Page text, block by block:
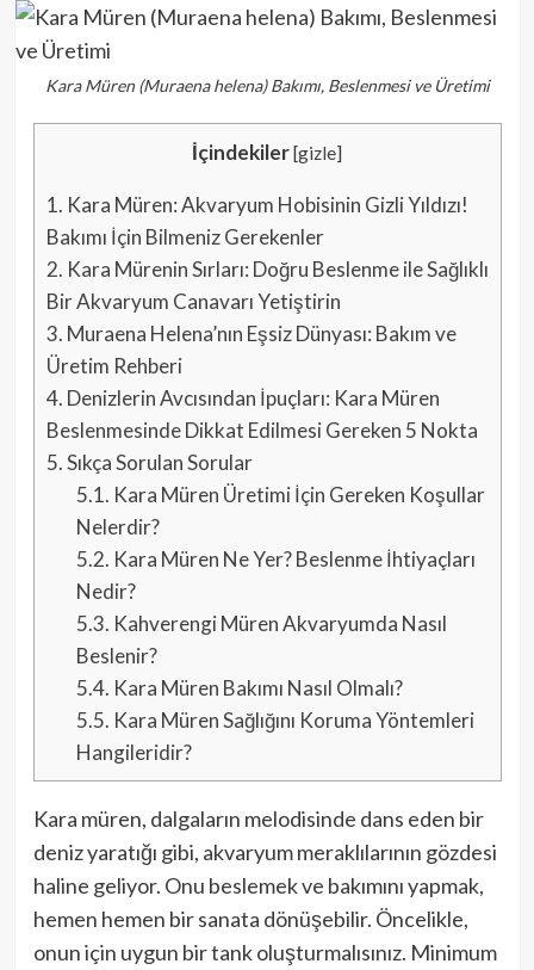
Kara Müren (Muraena helena) Bakımı, Beslenmesi ve Üretimi
İçindekiler [gizle]
1. Kara Müren: Akvaryum Hobisinin Gizli Yıldızı!
Bakımı İçin Bilmeniz Gerekenler
2. Kara Mürenin Sırları: Doğru Beslenme ile Sağlıklı
Bir Akvaryum Canavarı Yetiştirin
3. Muraena Helena’nın Eşsiz Dünyası: Bakım ve
Üretim Rehberi
4. Denizlerin Avcısından İpuçları: Kara Müren
Beslenmesinde Dikkat Edilmesi Gereken 5 Nokta
5.Sıkça Sorulan Sorular
5.1. Kara Müren Üretimi İçin Gereken Koşullar
Nelerdir?
5.2. Kara Müren Ne Yer? Beslenme İhtiyaçları
Nedir?
5.3. Kahverengi Müren Akvaryumda Nasıl
Beslenir?
5.4. Kara Müren Bakımı Nasıl Olmalı?
5.5. Kara Müren Sağlığını Koruma Yöntemleri
Hangileridir?
Kara müren, dalgaların melodisinde dans eden bir
deniz yaratığı gibi, akvaryum meraklılarının gözdesi
haline geliyor. Onu beslemek ve bakımını yapmak,
hemen hemen bir sanata dönüşebilir. Öncelikle,
onun için uygun bir tank oluşturmalısınız. Minimum